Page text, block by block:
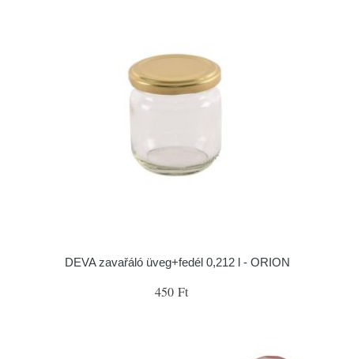
DEVA zavařáló üveg+fedél 0,212 l - ORION
450 Ft